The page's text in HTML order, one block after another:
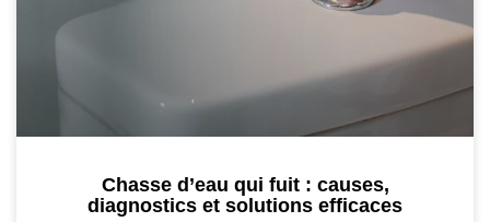
Chasse d’eau qui fuit : causes,
diagnostics et solutions efficaces